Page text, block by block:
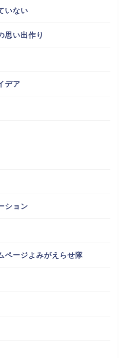
いない
思い出作り
デア
ション
ページよみがえらせ隊